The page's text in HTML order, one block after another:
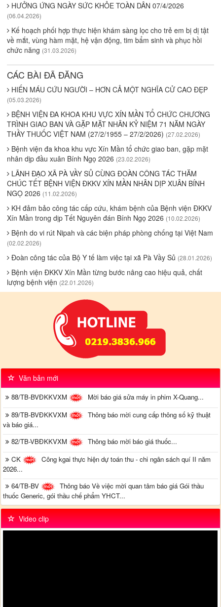
HƯỞNG ỨNG NGÀY SỨC KHỎE TOÀN DÂN 07/4/2026
(06.04.2026)
Kế hoạch phối hợp thực hiện khám sàng lọc cho trẻ em bị dị tật
về mắt, vùng hàm mặt, hệ vận động, tim bẩm sinh và phục hồi
chức năng (31.03.2026)
CÁC BÀI ĐÃ ĐĂNG
HIẾN MÁU CỨU NGƯỜI – HƠN CẢ MỘT NGHĨA CỬ CAO ĐẸP
(05.03.2026)
BỆNH VIỆN ĐA KHOA KHU VỰC XÍN MẦN TỔ CHỨC CHƯƠNG
TRÌNH GIAO BAN VÀ GẶP MẶT NHÂN KỶ NIỆM 71 NĂM NGÀY
THẦY THUỐC VIỆT NAM (27/2/1955 – 27/2/2026) (27.02.2026)
Bệnh viện đa khoa khu vực Xín Mần tổ chức giao ban, gặp mặt
nhân dịp đầu xuân Bính Ngọ 2026 (23.02.2026)
LÃNH ĐẠO XÃ PÀ VẦY SỦ CÙNG ĐOÀN CÔNG TÁC THĂM
CHÚC TẾT BỆNH VIỆN ĐKKV XÍN MẦN NHÂN DỊP XUÂN BÍNH
NGỌ 2026 (11.02.2026)
KH đảm bảo công tác cấp cứu, khám bệnh của Bệnh viện ĐKKV
Xín Mần trong dịp Tết Nguyên đán Bính Ngọ 2026 (10.02.2026)
Bệnh do vi rút Nipah và các biện pháp phòng chống tại Việt Nam
(02.02.2026)
Đoàn công tác của Bộ Y tế làm việc tại xã Pà Vầy Sủ (28.01.2026)
Bệnh viện ĐKKV Xín Mần từng bước nâng cao hiệu quả, chất
lượng bệnh viện (22.01.2026)
Văn bản mới
88/TB-BVĐKKVXM
Mời báo giá sửa máy in phim X-Quang...
89/TB-BVĐKKVXM
Thông báo mời cung cấp thông số kỹ thuật
và báo giá...
82/TB-VBĐKKVXM
Thông báo mời báo giá thuốc...
CK
Công kgai thực hiện dự toán thu - chi ngân sách quí II năm
2026...
64/TB-BV
Thông báo Về việc mời quan tâm báo giá Gói thầu
thuốc Generic, gói thầu chế phẩm YHCT...
Video clip